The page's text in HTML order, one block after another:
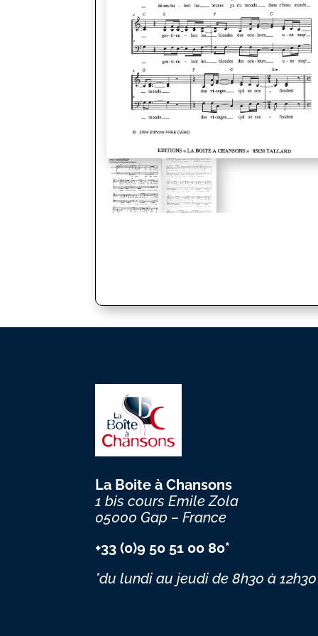
La Boite à Chansons
1 bis cours Emile Zola
05000 Gap – France
+33 (0)9 50 51 00 80*
*du lundi au jeudide 8h30 à 12h30